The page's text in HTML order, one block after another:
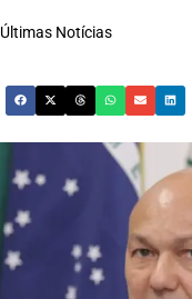
Últimas Notícias